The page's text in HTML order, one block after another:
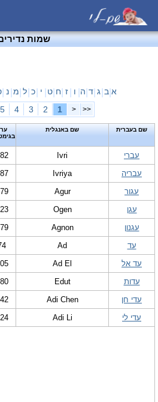
שמות
א ב ג ד ה ו ז ח ט י כ ל מ נ
<<
<
1
2
3
4
5
שם בעברית שם באנגלית
עברי Ivri
עבריה
Ivriya
עגור
Agur
עגן
Ogen
עגנון
Agnon
עד
Ad
עד אל
Ad El
עדות
Edut
עדי חן
Adi Chen
עדי לי
Adi Li